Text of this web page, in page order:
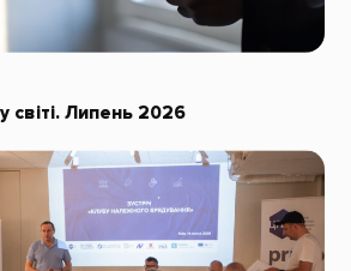
світі. Липень 2026